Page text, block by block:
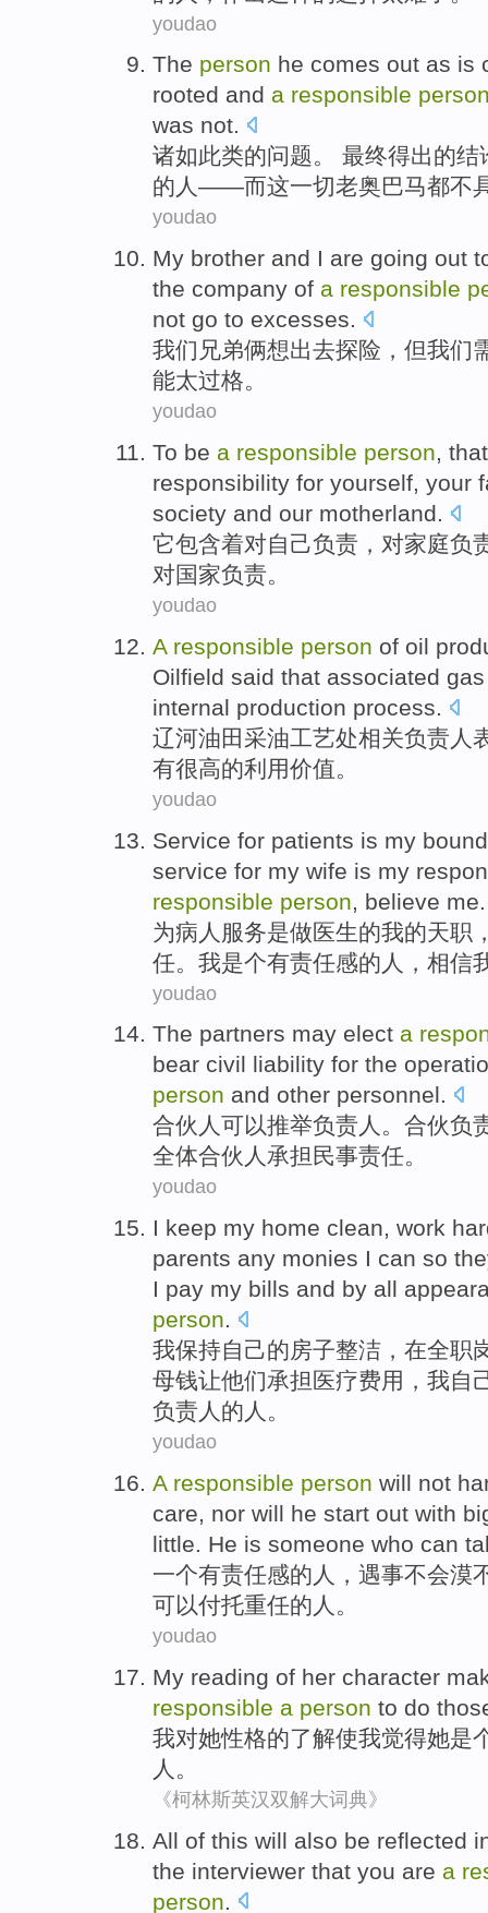
youdao
The person he comes out as is
rooted and a responsible
was not.
诸如此类的问题。 最终得出的结
的 人 ——而这一切老奥巴马都不
youdao
My brother and I are going out
the company of a responsible
not go to excesses.
我们 兄弟俩想出去探险 ，但我们
能太过格。
youdao
To be a responsible person,
responsibility for yourself, your
society and our motherland.
它包含着对自己负责 ，对家庭负
对国家负责。
youdao
A responsible person of oil
Oilfield said that associated
internal production process.
辽河油田 采油工艺处相关负责人
有很高的利用价值。
youdao
Service for patients is my
service for my wife is my
responsible person believe me
为病人 服务是做医生的我的天职
任。 我是个有责任感的 人 ， 相信
youdao
The partners may elect a
bear civil liability for the
person and other personnel.
合伙人 可以推举负责人 。合伙负
全体合伙人 承担 民事责任。
youdao
I keep my home clean, work
parents any monies I can so
I pay my bills and by all
person.
我保持自己的房子整洁 ， 在全职
母钱让他们承担 医疗费用，我自
负责人 的 人 。
youdao
A responsible person will not
care, nor will he start out with
little. He is someone who can
一个有责任感的 人 ，遇事不会漠
可以付托重任的 人。
youdao
My reading of her character
responsible a person to do
我对她性格的了解使我觉得她是
人 。
《柯林斯英汉双解大词典》
All of this will also be reflected
the interviewer that you are a
person